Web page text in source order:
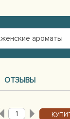
женские ароматы
ОТЗЫВЫ